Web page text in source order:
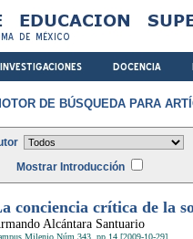
DE BÚSQUEDA PARA
Mostrar Introducción
conciencia crítica de la
Alcántara Santuario
Milenio Núm 343, pp.14 [2009-10-29]